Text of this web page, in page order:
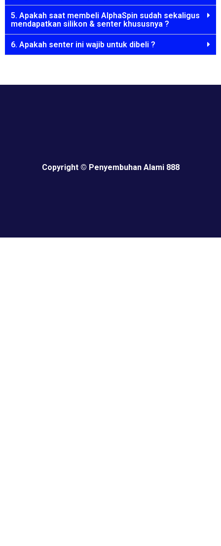
5. Apakah saat membeli AlphaSpin sudah sekaligus
mendapatkan silikon & senter khususnya ?
6. Apakah senter ini wajib untuk dibeli ?
Copyright © Penyembuhan Alami 888